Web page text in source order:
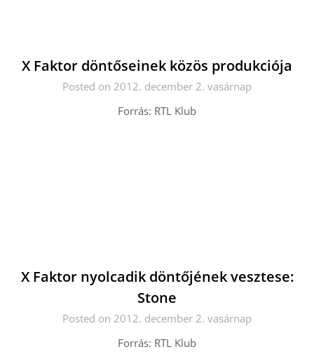
X Faktor döntőseinek közös produkciója
Posted on 2012. december 2. vasárnap
Forrás: RTL Klub
X Faktor nyolcadik döntőjének vesztese:
Stone
Posted on 2012. december 2. vasárnap
Forrás: RTL Klub